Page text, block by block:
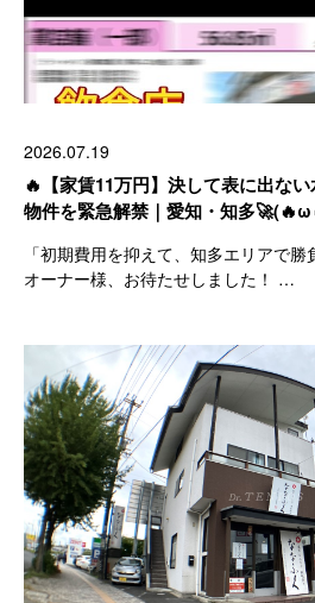
2026.07.19
🔥【家賃11万円】決して表に出な
物件を緊急解禁｜愛知・知多
「初期費用を抑えて、知多エリアで
オーナー様、お待たせしました！ …